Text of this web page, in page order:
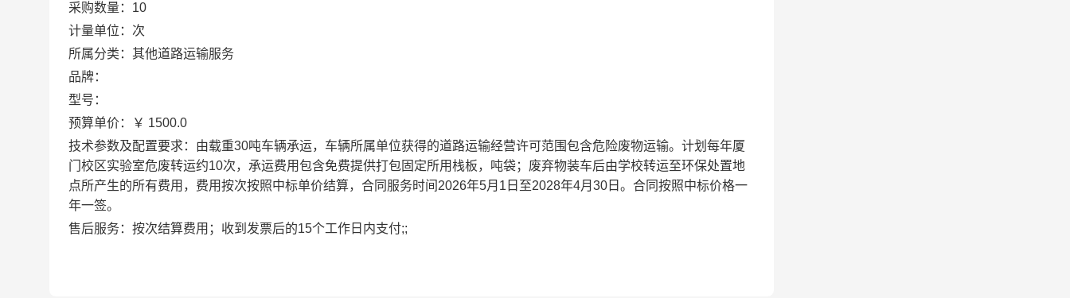
采购数量：10
计量单位：次
所属分类：其他道路运输服务
品牌：
型号：
预算单价：￥ 1500.0
技术参数及配置要求：由载重30吨车辆承运，车辆所属单位获得的道路运输经营许可范围包含危险废物运输。计划每年厦
门校区实验室危废转运约10次，承运费用包含免费提供打包固定所用栈板，吨袋；废弃物装车后由学校转运至环保处置地
点所产生的所有费用，费用按次按照中标单价结算，合同服务时间2026年5月1日至2028年4月30日。合同按照中标价格一
年一签。
售后服务：按次结算费用；收到发票后的15个工作日内支付;;